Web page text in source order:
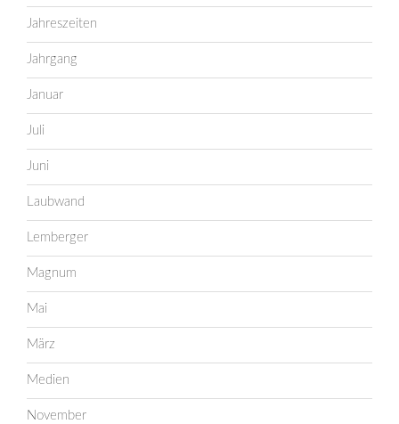
Jahreszeiten
Jahrgang
Januar
Juli
Juni
Laubwand
Lemberger
Magnum
Mai
März
Medien
November